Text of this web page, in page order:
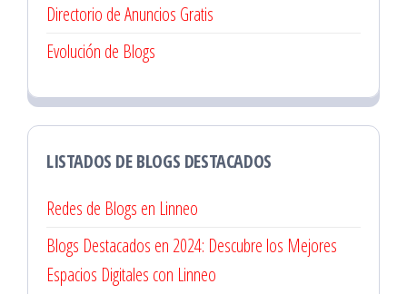
Directorio de Anuncios Gratis
Evolución de Blogs
LISTADOS DE BLOGS DESTACADOS
Redes de Blogs en Linneo
Blogs Destacados en 2024: Descubre los Mejores
Espacios Digitales con Linneo